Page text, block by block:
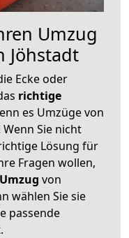
Umzug
Jöhstadt
Ecke oder
richtige
es Umzüge von
Sie nicht
Lösung für
Fragen wollen,
von
wählen Sie sie
passende